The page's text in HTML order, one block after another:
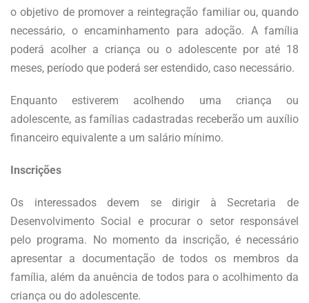
o objetivo de promover a reintegração familiar ou, quando
necessário, o encaminhamento para adoção. A família
poderá acolher a criança ou o adolescente por até 18
meses, período que poderá ser estendido, caso necessário.
Enquanto estiverem acolhendo uma criança ou
adolescente, as famílias cadastradas receberão um auxílio
financeiro equivalente a um salário mínimo.
Inscrições
Os interessados devem se dirigir à Secretaria de
Desenvolvimento Social e procurar o setor responsável
pelo programa. No momento da inscrição, é necessário
apresentar a documentação de todos os membros da
família, além da anuência de todos para o acolhimento da
criança ou do adolescente.